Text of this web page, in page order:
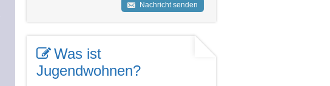
Nachricht senden
Was ist
Jugendwohnen?